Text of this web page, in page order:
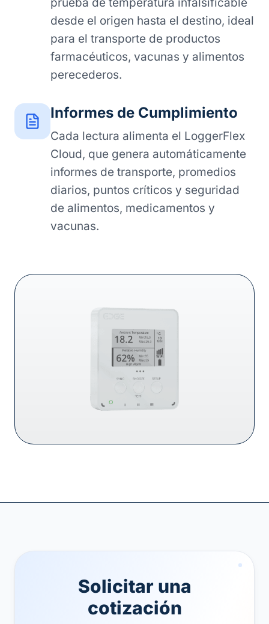
desde el origen hasta el destino, ideal
para el transporte de productos
farmacéuticos, vacunas y alimentos
perecederos.
Informes de Cumplimiento
Cada lectura alimenta el LoggerFlex
Cloud, que genera automáticamente
informes de transporte, promedios
diarios, puntos críticos y seguridad
de alimentos, medicamentos y
vacunas.
Solicitar una
cotización